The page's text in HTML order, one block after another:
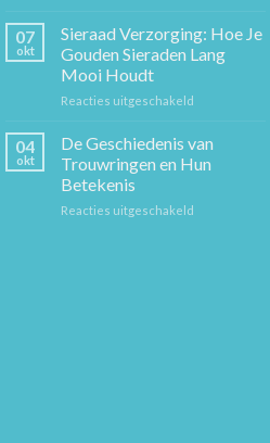
Mode
Cadeaugids:
De
Beste
07
okt
Sieraad Verzorging: Hoe Je
Gouden Sieraden Lang
Mooi Houdt
Reacties uitgeschakeld
Je
04
okt
De Geschiedenis van
Trouwringen en Hun
Betekenis
Reacties uitgeschakeld